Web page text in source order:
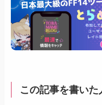
この記事を書いた